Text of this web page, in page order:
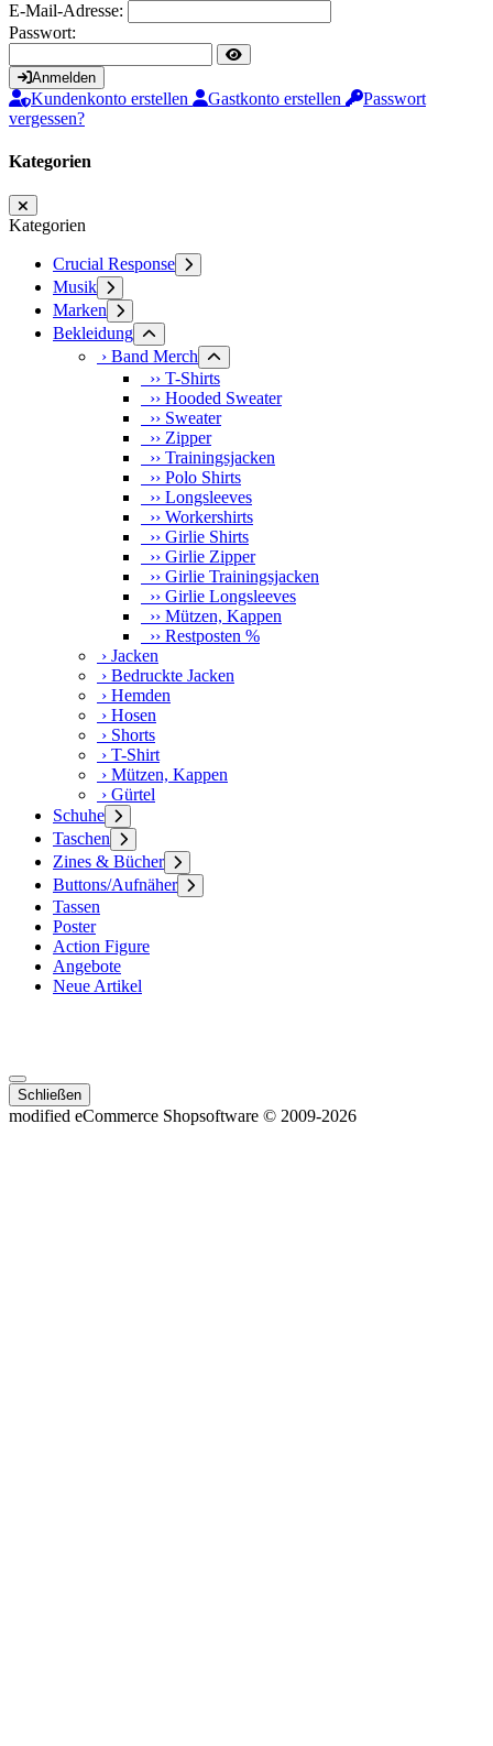
E-Mail-Adresse:
Passwort:
Anmelden
Kundenkonto erstellen Gastkonto erstellen
Passwort
vergessen?
Kategorien
Kategorien
Crucial Response
Musik
Marken
Bekleidung
› Band Merch
›› T-Shirts
›› Hooded Sweater
›› Sweater
›› Zipper
›› Trainingsjacken
›› Polo Shirts
›› Longsleeves
›› Workershirts
›› Girlie Shirts
›› Girlie Zipper
›› Girlie Trainingsjacken
›› Girlie Longsleeves
›› Mützen, Kappen
›› Restposten %
› Jacken
› Bedruckte Jacken
› Hemden
› Hosen
› Shorts
› T-Shirt
› Mützen, Kappen
› Gürtel
Schuhe
Taschen
Zines & Bücher
Buttons/Aufnäher
Tassen
Poster
Action Figure
Angebote
Neue Artikel
Schließen
modified eCommerce Shopsoftware © 2009-2026